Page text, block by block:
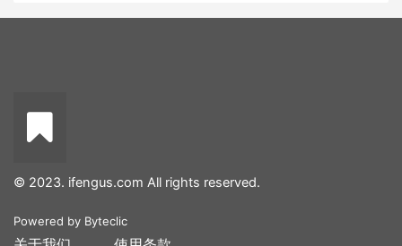
© 2023. ifengus.com All rights reserved.
Powered by Byteclic